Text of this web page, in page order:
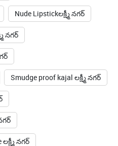
Smudge proof kajal లక్ష్మీ నగర్
నగర్
నగర్